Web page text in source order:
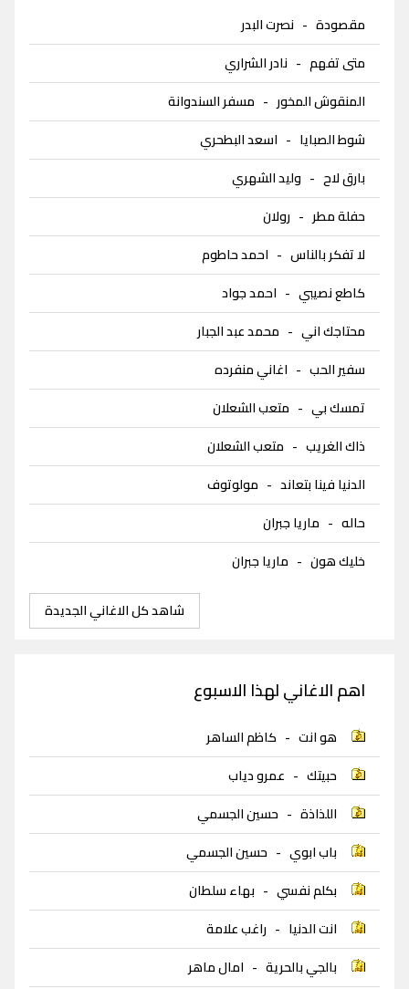
مقصودة - نصرت البدر
متى تفهم - نادر الشراري
المنقوش المخور- مسفر السندوانة
شوط الصبايا - اسعد البطحري
بارق لاح - وليد الشهري
حفلة مطر- رولان
لا تفكر بالناس - احمد حاطوم
كاطع نصيبي - احمد جواد
محتاجك اني - محمد عبد الجبار
سفير الحب - اغاني منفرده
تمسك بي - متعب الشعلان
ذاك الغريب - متعب الشعلان
الدنيا فينا بتعاند - مولوتوف
حاله - ماريا جبران
خليك هون - ماريا جبران
شاهد كل الاغاني الجديدة
اهم الاغاني لهذا الاسبوع
هو انت - كاظم الساهر
حبيتك - عمرو دياب
اللذاذة - حسين الجسمي
باب ابوي - حسين الجسمي
بكلم نفسي - بهاء سلطان
انت الدنيا - راغب علامة
بالجي بالحرية - امال ماهر